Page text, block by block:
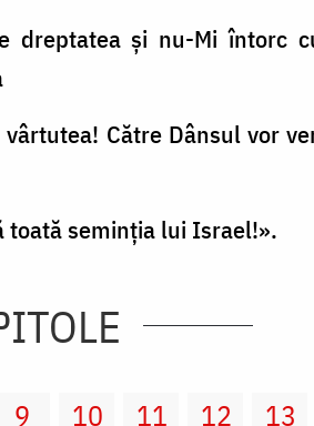
şi nu-Mi întorc
Către Dânsul vor
toată seminţia lui Israel!».
9 10 11 12 13